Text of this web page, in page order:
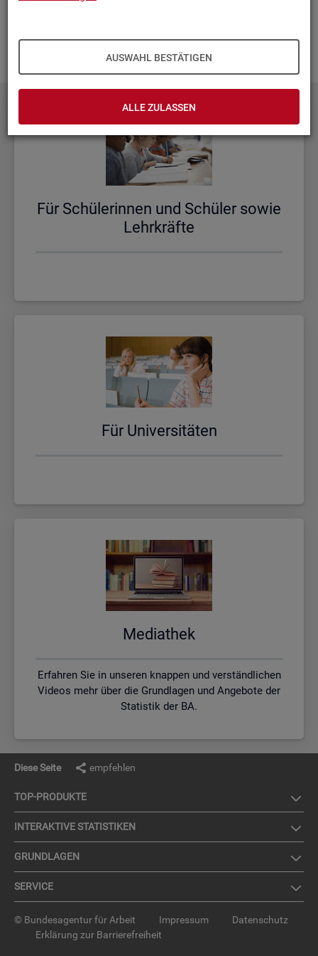
AUSWAHL BESTÄTIGEN
ALLE ZULASSEN
das gern in un­se­re Pla­nun­gen auf.
Für Schü­le­rin­nen und Schü­ler sowie
Lehr­kräf­te
Für Uni­ver­si­tä­ten
Me­dia­thek
Erfahren Sie in unseren knappen und verständlichen
Videos mehr über die Grundlagen und Angebote der
Statistik der BA.
Diese Seite empfehlen
TOP-PRO­DUK­TE
IN­TER­AK­TI­VE STA­TIS­TI­KEN
GRUND­LA­GEN
SER­VICE
© Bundesagentur für Arbeit Impressum
Datenschutz
Erklärung zur Barrierefreiheit